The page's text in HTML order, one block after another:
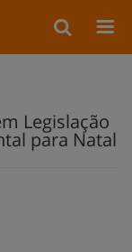
Legislação
para Natal